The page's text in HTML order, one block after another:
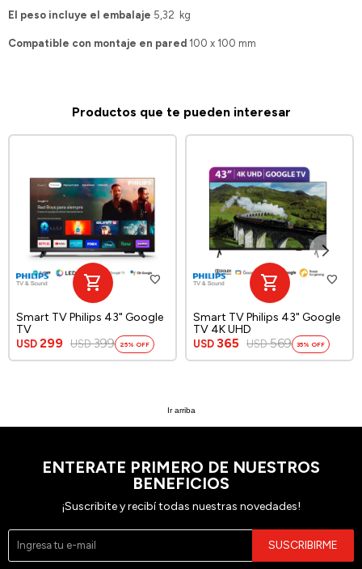
El peso incluye el embalaje 5,32 kg
Compatible con montaje en pared 100 x 100 mm
Productos que te pueden interesar
Smart TV Philips 43" Google
TV
USD 299 USD 399 25
Smart TV Philips 43" Google
TV 4K UHD
USD 365 USD 569 35
Ir arriba
ENTERATE PRIMERO DE NUESTROS
BENEFICIOS
¡Suscribite y recibí todas nuestras novedades!
SUSCRIBIRME